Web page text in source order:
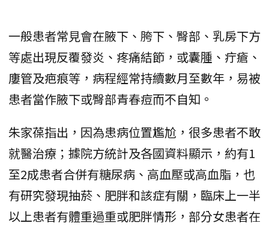
一般患者常見會在腋下、胯下、臀部、乳房下方
等處出現反覆發炎、疼痛結節，或囊腫、疔瘡、
廔管及疤痕等，病程經常持續數月至數年，易被
患者當作腋下或臀部青春痘而不自知。
朱家葆指出，因為患病位置尷尬，很多患者不敢
就醫治療；據院方統計及各國資料顯示，約有1
至2成患者合併有糖尿病、高血壓或高血脂，也
有研究發現抽菸、肥胖和該症有關，臨床上一半
以上患者有體重過重或肥胖情形，部分女患者在